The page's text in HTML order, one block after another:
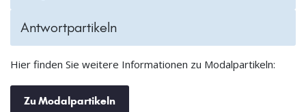
Antwortpartikeln
Hier finden Sie weitere Informationen zu Modalpartikeln:
Zu Modalpartikeln